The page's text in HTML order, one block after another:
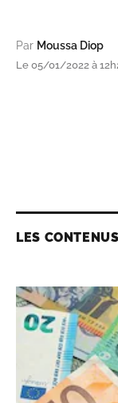
Par Moussa Diop
Le 05/01/2022 à
LES